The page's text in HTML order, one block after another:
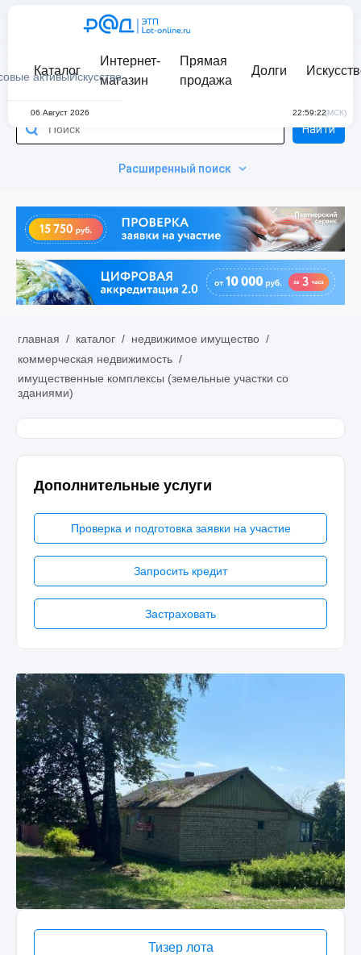
активыИскусство
Каталог
Интернет-
магазин
Прямая
продажа
Долги
06 Август 2026 22:59:22(МСК)
Расширенный поиск
Найти
главная / каталог / недвижимое имущество /
коммерческая недвижимость /
имущественные комплексы (земельные участки со
зданиями)
Дополнительные услуги
Проверка и подготовка заявки на участие
Запросить кредит
Застраховать
Тизер лота